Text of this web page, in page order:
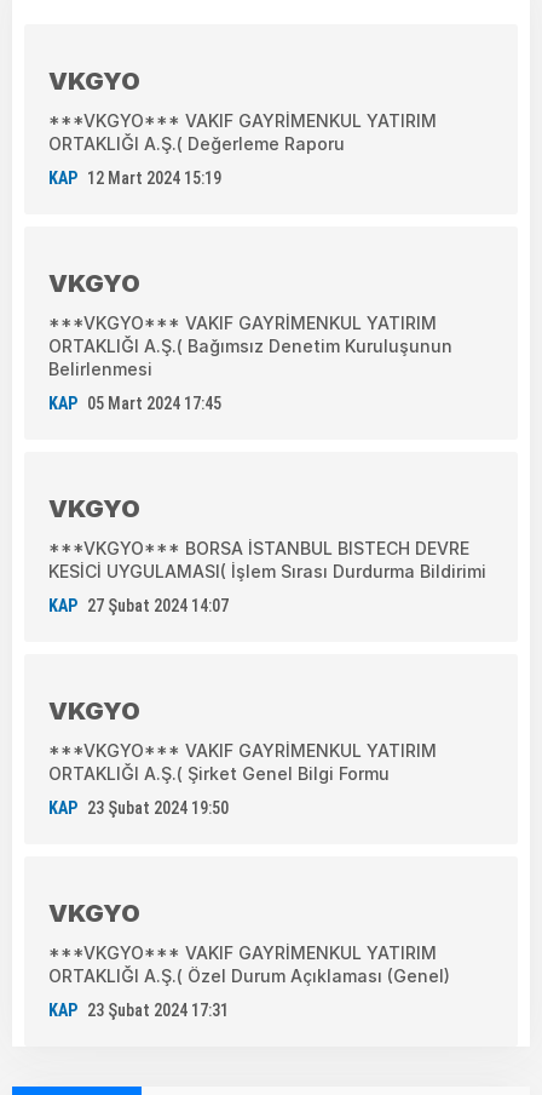
VKGYO
***VKGYO*** VAKIF GAYRİMENKUL YATIRIM
ORTAKLIĞI A.Ş.( Değerleme Raporu
KAP 12 Mart 2024 15:19
VKGYO
***VKGYO*** VAKIF GAYRİMENKUL YATIRIM
ORTAKLIĞI A.Ş.( Bağımsız Denetim Kuruluşunun
Belirlenmesi
KAP 05 Mart 2024 17:45
VKGYO
***VKGYO*** BORSA İSTANBUL BISTECH DEVRE
KESİCİ UYGULAMASI( İşlem Sırası Durdurma Bildirimi
KAP 27 Şubat 2024 14:07
VKGYO
***VKGYO*** VAKIF GAYRİMENKUL YATIRIM
ORTAKLIĞI A.Ş.( Şirket Genel Bilgi Formu
KAP 23 Şubat 2024 19:50
VKGYO
***VKGYO*** VAKIF GAYRİMENKUL YATIRIM
ORTAKLIĞI A.Ş.( Özel Durum Açıklaması (Genel)
KAP 23 Şubat 2024 17:31